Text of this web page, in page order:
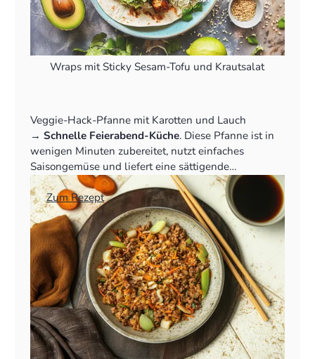
Wraps mit Sticky Sesam-Tofu und Krautsalat
Veggie-Hack-Pfanne mit Karotten und Lauch
‍→ Schnelle Feierabend-Küche. Diese Pfanne ist in
wenigen Minuten zubereitet, nutzt einfaches
Saisongemüse und liefert eine sättigende
Alternative zu Fleisch.
👉Zum Rezept